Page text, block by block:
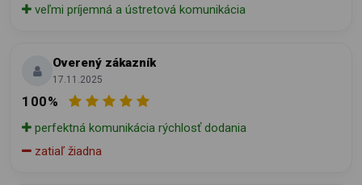
veľmi príjemná a ústretová komunikácia
Overený zákazník
17.11.2025
100%
perfektná komunikácia rýchlosť dodania
zatiaľ žiadna